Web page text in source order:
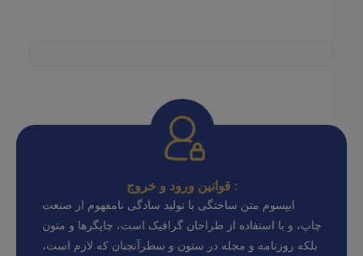
قوانین ورود و خروج :
ایپسوم متن ساختگی با تولید سادگی نامفهوم از صنعت
چاپ، و با استفاده از طراحان گرافیک است، چاپگرها و متون
بلکه روزنامه و مجله در ستون و سطرآنچنان که لازم است،